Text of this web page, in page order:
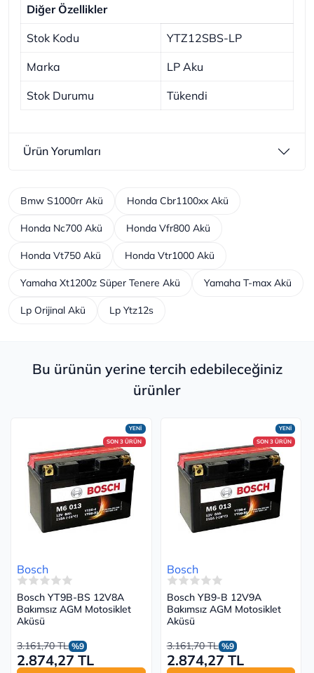
Diğer Özellikler
Stok Kodu YTZ12SBS-LP
Marka LP Aku
Stok Durumu Tükendi
Ürün Yorumları
Bmw S1000rr Akü Honda Cbr1100xx Akü
Honda Nc700 Akü Honda Vfr800 Akü
Honda Vt750 Akü Honda Vtr1000 Akü
Yamaha Xt1200z Süper Tenere Akü Yamaha T-max Akü
Lp Orijinal Akü Lp Ytz12s
Bu ürünün yerine tercih edebileceğiniz
ürünler
YENİ
SON 3 ÜRÜN
Bosch
Bosch YT9B-BS 12V8A
Bakımsız AGM Motosiklet
Aküsü
3.161,70 TL %9
2.874,27 TL
YENİ
SON 3 ÜRÜN
Bosch
Bosch YB9-B 12V9A
Bakımsız AGM Motosiklet
Aküsü
3.161,70 TL %9
2.874,27 TL